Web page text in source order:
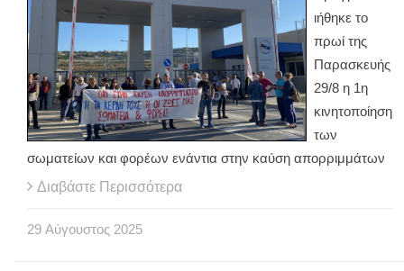
ιήθηκε το
πρωί της
Παρασκευής
29/8 η 1η
κινητοποίηση
των
σωματείων και φορέων ενάντια στην καύση απορριμμάτων
Διαβάστε Περισσότερα
29 Αύγουστος 2025